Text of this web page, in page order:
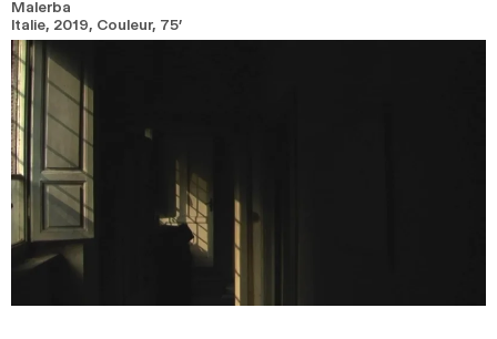
Malerba
Italie, 2019, Couleur, 75’